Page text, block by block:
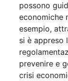
possono
economiche
esempio,
si è appreso
prevenire e
crisi